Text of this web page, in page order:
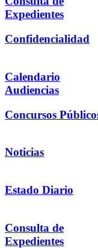
Expedientes
Confidencialidad
Calendario
Audiencias
Concursos
Noticias
Estado Diario
Consulta de
Expedientes